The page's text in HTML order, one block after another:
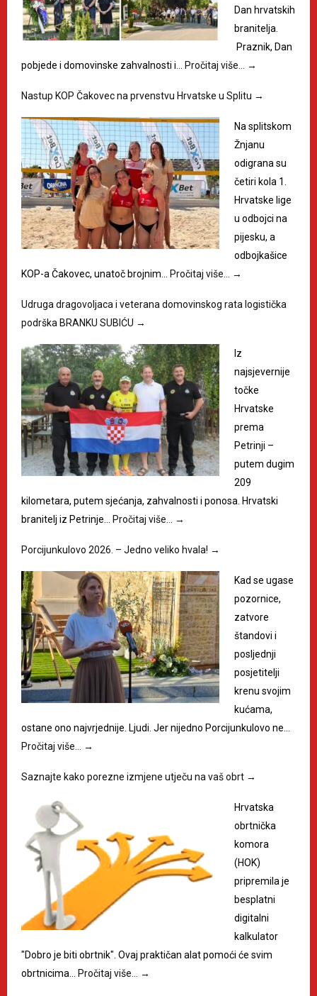
Dan hrvatskih
branitelja.
Praznik, Dan
pobjede i domovinske zahvalnosti i…
Pročitaj više… →
Nastup KOP Čakovec na prvenstvu Hrvatske u Splitu →
Na splitskom
Žnjanu
odigrana su
četiri kola 1.
Hrvatske lige
u odbojci na
pijesku, a
odbojkašice
KOP-a Čakovec, unatoč brojnim…
Pročitaj više… →
Udruga dragovoljaca i veterana domovinskog rata logistička
podrška BRANKU SUBIĆU →
Iz
najsjevernije
točke
Hrvatske
prema
Petrinji –
putem dugim
209
kilometara, putem sjećanja, zahvalnosti i ponosa. Hrvatski
branitelj iz Petrinje…
Pročitaj više… →
Porcijunkulovo 2026. – Jedno veliko hvala! →
Kad se ugase
pozornice,
zatvore
štandovi i
posljednji
posjetitelji
krenu svojim
kućama,
ostane ono najvrjednije. Ljudi. Jer nijedno Porcijunkulovo ne…
Pročitaj više…
→
Saznajte kako porezne izmjene utječu na vaš obrt →
Hrvatska
obrtnička
komora
(HOK)
pripremila je
besplatni
digitalni
kalkulator
"Dobro je biti obrtnik". Ovaj praktičan alat pomoći će svim
obrtnicima…
Pročitaj više… →